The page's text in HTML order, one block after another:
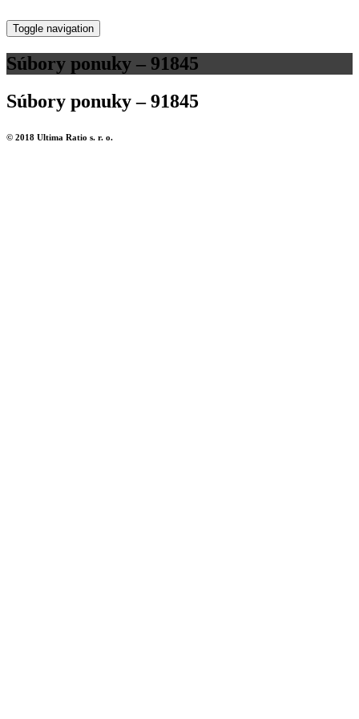
Toggle navigation
Súbory ponuky – 91845
Súbory ponuky – 91845
© 2018 Ultima Ratio s. r. o.